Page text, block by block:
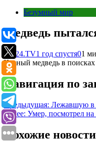
Безумный мир
Медведь
Mir24.TV1 год спустя01
Черный медведь в
Навигация по
Предыдущая: Лежавшую в
Далее: Умер, посмотрел на
Похожие новости